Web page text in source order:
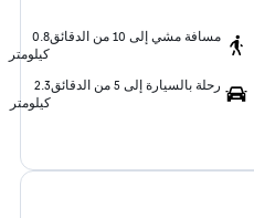
مسافة مشي إلى 10 من الدقائق
0.8
كيلومتر
رحلة بالسيارة إلى 5 من الدقائق
2.3
كيلومتر